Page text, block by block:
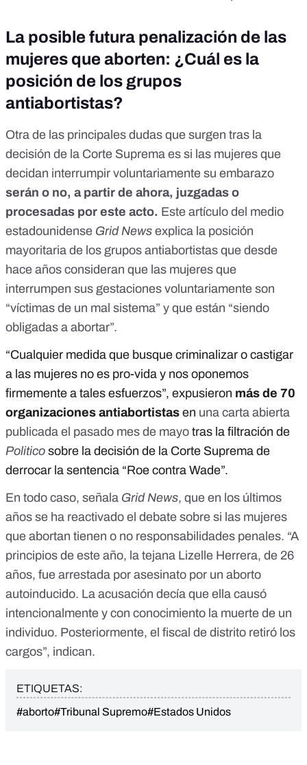
La posible futura penalización de las
mujeres que aborten: ¿Cuál es la
posición de los grupos
antiabortistas?
Otra de las principales dudas que surgen tras la
decisión de la Corte Suprema es si las mujeres que
decidan interrumpir voluntariamente su embarazo
serán o no, a partir de ahora, juzgadas o
procesadas por este acto. Este artículo del medio
estadounidense Grid News explica la posición
mayoritaria de los grupos antiabortistas que desde
hace años consideran que las mujeres que
interrumpen sus gestaciones voluntariamente son
“víctimas de un mal sistema” y que están “siendo
obligadas a abortar”.
“Cualquier medida que busque criminalizar o castigar
a las mujeres no es pro-vida y nos oponemos
firmemente a tales esfuerzos”, expusieron más de 70
organizaciones antiabortistas en una carta abierta
publicada el pasado mes de mayo tras la filtración de
Politico sobre la decisión de la Corte Suprema de
derrocar la sentencia “Roe contra Wade”.
En todo caso, señala Grid News, que en los últimos
años se ha reactivado el debate sobre si las mujeres
que abortan tienen o no responsabilidades penales. “A
principios de este año, la tejana Lizelle Herrera, de 26
años, fue arrestada por asesinato por un aborto
autoinducido. La acusación decía que ella causó
intencionalmente y con conocimiento la muerte de un
individuo. Posteriormente, el fiscal de distrito retiró los
cargos”, indican.
ETIQUETAS:
#aborto#Tribunal Supremo#Estados Unidos